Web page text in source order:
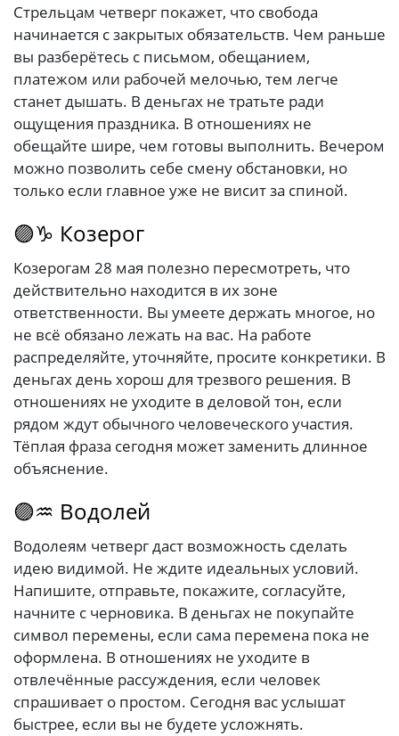
Стрельцам четверг покажет, что свобода
начинается с закрытых обязательств. Чем раньше
вы разберётесь с письмом, обещанием,
платежом или рабочей мелочью, тем легче
станет дышать. В деньгах не тратьте ради
ощущения праздника. В отношениях не
обещайте шире, чем готовы выполнить. Вечером
можно позволить себе смену обстановки, но
только если главное уже не висит за спиной.
🟣♑ Козерог
Козерогам 28 мая полезно пересмотреть, что
действительно находится в их зоне
ответственности. Вы умеете держать многое, но
не всё обязано лежать на вас. На работе
распределяйте, уточняйте, просите конкретики. В
деньгах день хорош для трезвого решения. В
отношениях не уходите в деловой тон, если
рядом ждут обычного человеческого участия.
Тёплая фраза сегодня может заменить длинное
объяснение.
🟣♒ Водолей
Водолеям четверг даст возможность сделать
идею видимой. Не ждите идеальных условий.
Напишите, отправьте, покажите, согласуйте,
начните с черновика. В деньгах не покупайте
символ перемены, если сама перемена пока не
оформлена. В отношениях не уходите в
отвлечённые рассуждения, если человек
спрашивает о простом. Сегодня вас услышат
быстрее, если вы не будете усложнять.